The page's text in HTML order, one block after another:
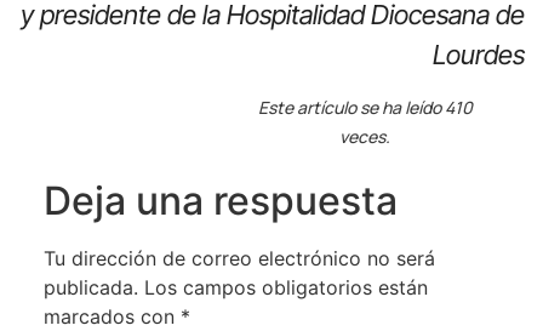
y presidente de la Hospitalidad Diocesana de
Lourdes
Este artículo se ha leído 410
veces.
Deja una respuesta
Tu dirección de correo electrónico no será
publicada. Los campos obligatorios están
marcados con *